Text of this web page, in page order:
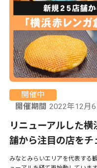
開催中
開催期間 2022年12月
リニューアルした
舗から注目の店をチ
みなとみらいエリアを代表する